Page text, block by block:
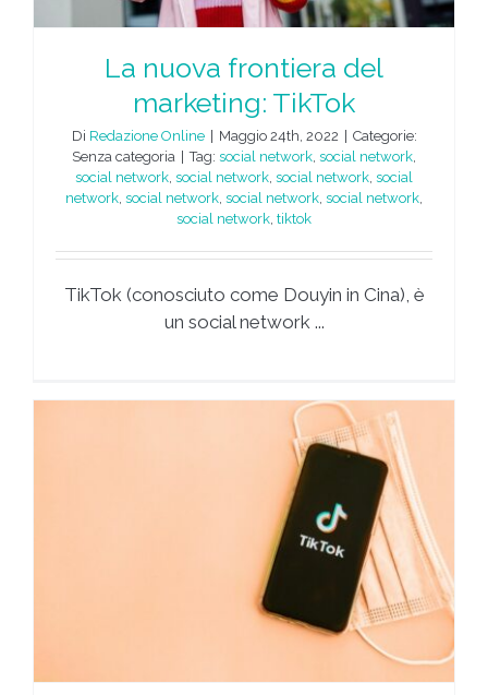
La nuova frontiera del
marketing: TikTok
Di Redazione Online | Maggio 24th, 2022 | Categorie:
Senza categoria | Tag: social network social network
social network social network social network social
network social network social network social network
social network tiktok
TikTok (conosciuto come Douyin in Cina), è
un social network ...